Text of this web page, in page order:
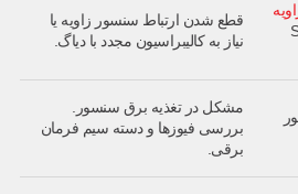
قطع شدن ارتباط سنسور زاویه یا
نیاز به کالیبراسیون مجدد با دیاگ.
مشکل در تغذیه برق سنسور.
بررسی فیوزها و دسته سیم فرمان
برقی.